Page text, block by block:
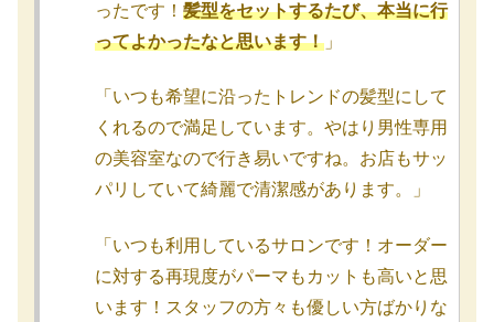
ったです！ 髪型をセットするたび、本当に行
ってよかったなと思います！ 」
「いつも希望に沿ったトレンドの髪型にして
くれるので満足しています。やはり男性専用
の美容室なので行き易いですね。お店もサッ
パリしていて綺麗で清潔感があります。」
「いつも利用しているサロンです！オーダー
に対する再現度がパーマもカットも高いと思
います！スタッフの方々も優しい方ばかりな